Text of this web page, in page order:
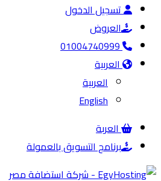
تسجيل الدخول
العروض
01004740999
العربية
العربية
English
العربة
برنامج التسويق بالعمولة